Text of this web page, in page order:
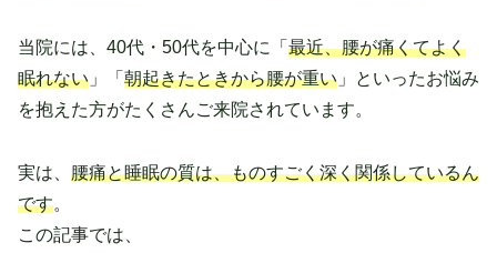
当院には、40代・50代を中心に「 最近、腰が痛くてよく
眠れない 」「 朝起きたときから腰が重い 」といったお悩み
を抱えた方がたくさんご来院されています。
実は、 腰痛と睡眠の質は、ものすごく深く関係しているん
です。
この記事では、